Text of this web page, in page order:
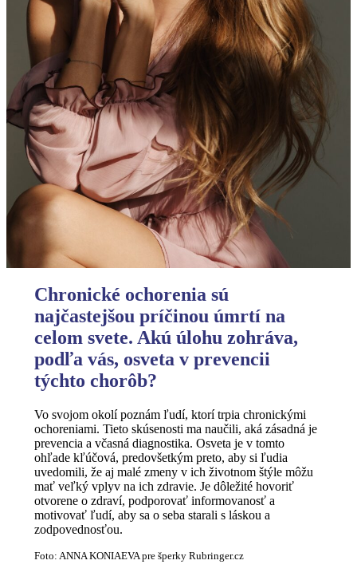
Chronické ochorenia sú
najčastejšou príčinou úmrtí na
celom svete. Akú úlohu zohráva,
podľa vás, osveta v prevencii
týchto chorôb?
Vo svojom okolí poznám ľudí, ktorí trpia chronickými
ochoreniami. Tieto skúsenosti ma naučili, aká zásadná je
prevencia a včasná diagnostika. Osveta je v tomto
ohľade kľúčová, predovšetkým preto, aby si ľudia
uvedomili, že aj malé zmeny v ich životnom štýle môžu
mať veľký vplyv na ich zdravie. Je dôležité hovoriť
otvorene o zdraví, podporovať informovanosť a
motivovať ľudí, aby sa o seba starali s láskou a
zodpovednosťou.
Foto: ANNA KONIAEVA pre šperky Rubringer.cz